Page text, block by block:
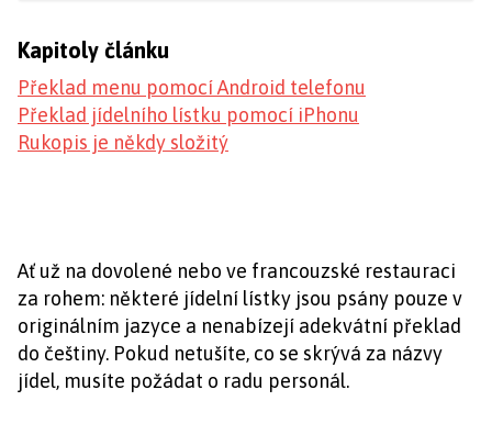
Kapitoly článku
Překlad menu pomocí Android telefonu
Překlad jídelního lístku pomocí iPhonu
Rukopis je někdy složitý
Ať už na dovolené nebo ve francouzské restauraci
za rohem: některé jídelní lístky jsou psány pouze v
originálním jazyce a nenabízejí adekvátní překlad
do češtiny. Pokud netušíte, co se skrývá za názvy
jídel, musíte požádat o radu personál.